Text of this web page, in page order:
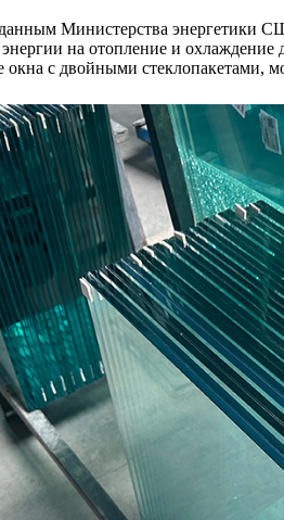
Министерства энергетики
на отопление и охлаждение
с двойными стеклопакетами,